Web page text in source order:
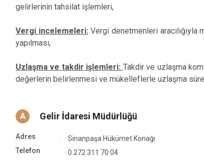
gelirlerinin tahsilat işlemleri,
Vergi incelemeleri: Vergi denetmenleri
yapılması,
Uzlaşma ve takdir işlemleri: Takdir ve uzlaşma
değerlerin belirlenmesi ve mükelleflerle uzlaşma
A Gelir İdaresi Müdürlüğü
Adres
Sinanpaşa Hükümet Konağı
Telefon
0 272 311 70 04